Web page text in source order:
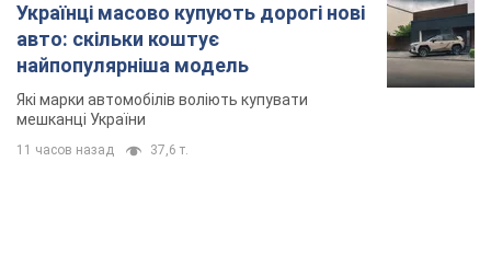
Українці масово купують дорогі нові
авто: скільки коштує
найпопулярніша модель
Які марки автомобілів воліють купувати
мешканці України
11 часов назад 37,6 т.